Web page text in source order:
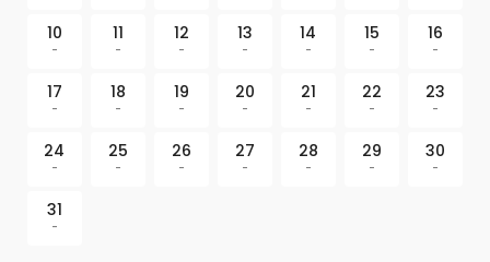
10
-
11
-
12
-
13
-
14
-
15
-
16
-
17
-
18
-
19
-
20
-
21
-
22
-
23
-
24
-
25
-
26
-
27
-
28
-
29
-
30
-
31
-